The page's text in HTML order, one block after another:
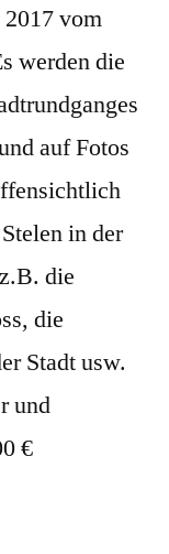
2017 vom
werden die
auf Fotos
in der
die
die
Stadt usw.
und
€